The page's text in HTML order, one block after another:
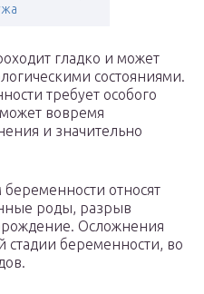
гладко и может
состояниями.
требует особого
вовремя
и значительно
относят
роды, разрыв
Осложнения
стадии беременности, во